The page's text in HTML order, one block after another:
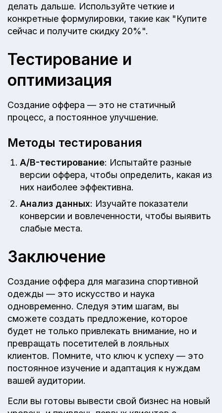
делать дальше. Используйте четкие и
конкретные формулировки, такие как "Купите
сейчас и получите скидку 20%".
Тестирование и
оптимизация
Создание оффера — это не статичный
процесс, а постоянное улучшение.
Методы тестирования
A/B-тестирование: Испытайте разные
версии оффера, чтобы определить, какая из
них наиболее эффективна.
Анализ данных: Изучайте показатели
конверсии и вовлеченности, чтобы выявить
слабые места.
Заключение
Создание оффера для магазина спортивной
одежды — это искусство и наука
одновременно. Следуя этим шагам, вы
сможете создать предложение, которое
будет не только привлекать внимание, но и
превращать посетителей в лояльных
клиентов. Помните, что ключ к успеху — это
постоянное изучение и адаптация к нуждам
вашей аудитории.
Если вы готовы вывести свой бизнес на новый